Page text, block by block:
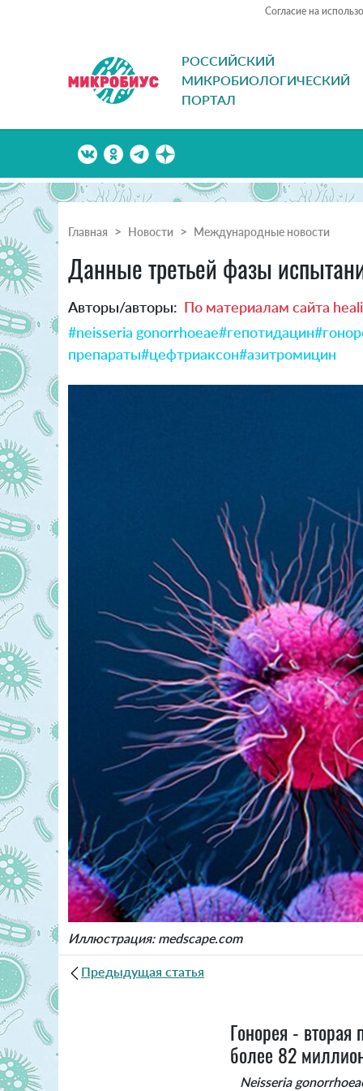
Согласие на
РОССИЙСКИЙ
МИКРОБИОЛОГИЧЕСКИЙ
ПОРТАЛ
Главная Новости Международные новости
Данные третьей фазы
Авторы/авторы: По материалам сайта
#neisseria gonorrhoeae#гепотидацин
препараты#цефтриаксон#азитромицин
Иллюстрация: medscape.com
Предыдущая статья
Гонорея -
более 82
Neisseria